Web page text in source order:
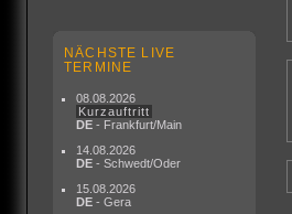
NÄCHSTE LIVE
TERMINE
08.08.2026
Kurzauftritt
DE - Frankfurt/Main
14.08.2026
DE - Schwedt/Oder
15.08.2026
DE - Gera